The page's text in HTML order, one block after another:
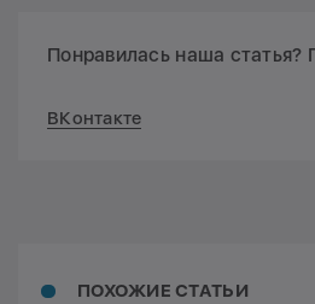
Понравилась наша статья?
ВКонтакте
ПОХОЖИЕ СТАТЬИ